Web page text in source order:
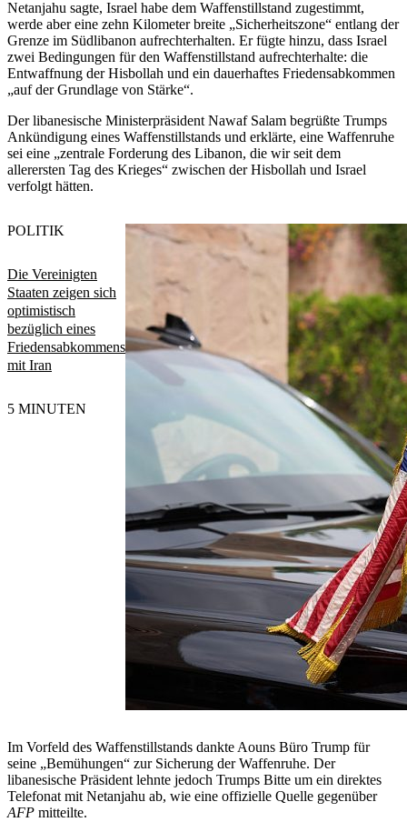
Netanjahu sagte, Israel habe dem Waffenstillstand zugestimmt,
werde aber eine zehn Kilometer breite „Sicherheitszone“ entlang der
Grenze im Südlibanon aufrechterhalten. Er fügte hinzu, dass Israel
zwei Bedingungen für den Waffenstillstand aufrechterhalte: die
Entwaffnung der Hisbollah und ein dauerhaftes Friedensabkommen
„auf der Grundlage von Stärke“.
Der libanesische Ministerpräsident Nawaf Salam begrüßte Trumps
Ankündigung eines Waffenstillstands und erklärte, eine Waffenruhe
sei eine „zentrale Forderung des Libanon, die wir seit dem
allerersten Tag des Krieges“ zwischen der Hisbollah und Israel
verfolgt hätten.
Die Vereinigten
Staaten zeigen sich
optimistisch
bezüglich eines
Friedensabkommens
mit Iran
POLITIK
5 MINUTEN
Im Vorfeld des Waffenstillstands dankte Aouns Büro Trump für
seine „Bemühungen“ zur Sicherung der Waffenruhe. Der
libanesische Präsident lehnte jedoch Trumps Bitte um ein direktes
Telefonat mit Netanjahu ab, wie eine offizielle Quelle gegenüber
AFP mitteilte.